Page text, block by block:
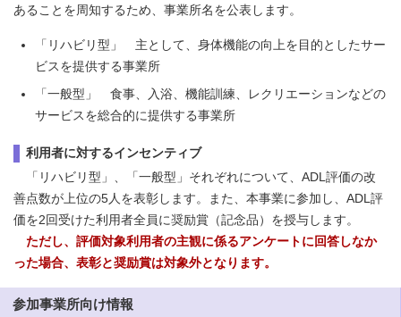
あることを周知するため、事業所名を公表します。
「リハビリ型」 主として、身体機能の向上を目的としたサー
ビスを提供する事業所
「一般型」 食事、入浴、機能訓練、レクリエーションなどの
サービスを総合的に提供する事業所
利用者に対するインセンティブ
「リハビリ型」、「一般型」それぞれについて、ADL評価の改
善点数が上位の5人を表彰します。また、本事業に参加し、ADL評
価を2回受けた利用者全員に奨励賞（記念品）を授与します。
ただし、評価対象利用者の主観に係るアンケートに回答しなか
った場合、表彰と奨励賞は対象外となります。
参加事業所向け情報